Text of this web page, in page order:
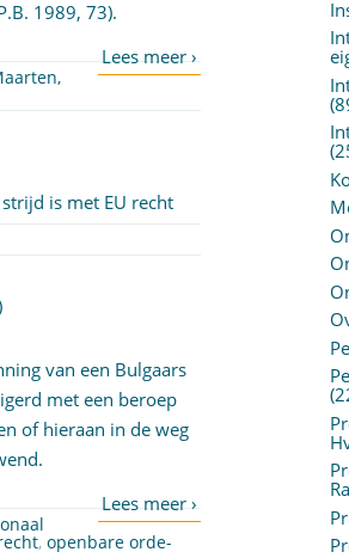
1989, 73).
is met EU recht
van een Bulgaars
met een beroep
of hieraan in de weg
,openbare orde-